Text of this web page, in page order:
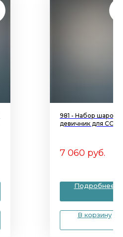
981 - Набор шаров
девичник для
7 060 руб.
Подробнее
В корзину